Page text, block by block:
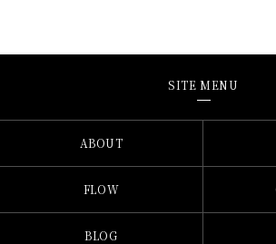
SITE MENU
ABOUT
FLOW
BLOG